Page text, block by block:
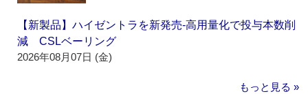
【新製品】ハイゼントラを新発売‐高用量化で投与本数削
減 CSLベーリング
2026年08月07日 (金)
もっと見る »